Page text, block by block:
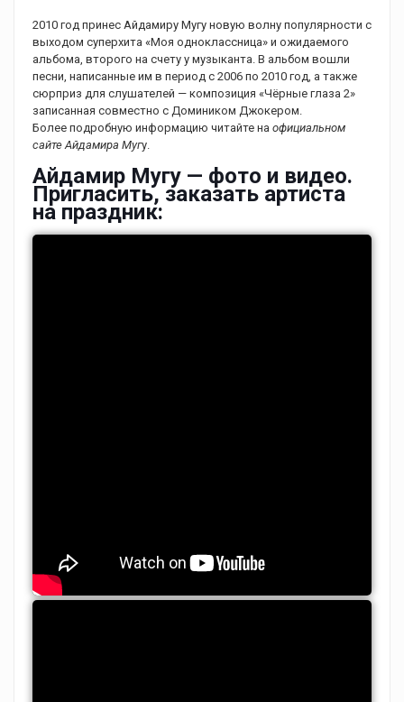
2010 год принес Айдамиру Мугу новую волну популярности с
выходом суперхита «Моя одноклассница» и ожидаемого
альбома, второго на счету у музыканта. В альбом вошли
песни, написанные им в период с 2006 по 2010 год, а также
сюрприз для слушателей — композиция «Чёрные глаза 2»
записанная совместно с Домиником Джокером.
Более подробную информацию читайте на официальном
сайте Айдамира Мугу.
Айдамир Мугу — фото и видео.
Пригласить, заказать артиста
на праздник: